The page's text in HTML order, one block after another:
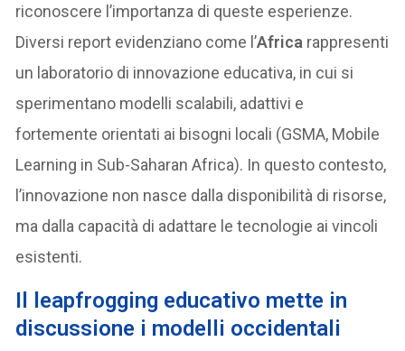
riconoscere l’importanza di queste esperienze.
Diversi report evidenziano come l’Africa rappresenti
un laboratorio di innovazione educativa, in cui si
sperimentano modelli scalabili, adattivi e
fortemente orientati ai bisogni locali (GSMA, Mobile
Learning in Sub-Saharan Africa). In questo contesto,
l’innovazione non nasce dalla disponibilità di risorse,
ma dalla capacità di adattare le tecnologie ai vincoli
esistenti.
Il leapfrogging educativo mette in
discussione i modelli occidentali